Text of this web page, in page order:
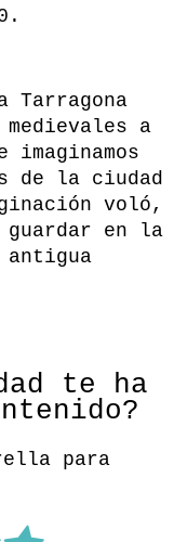
Tarragona
a
imaginamos
de la ciudad
voló,
guardar en la
te ha
para